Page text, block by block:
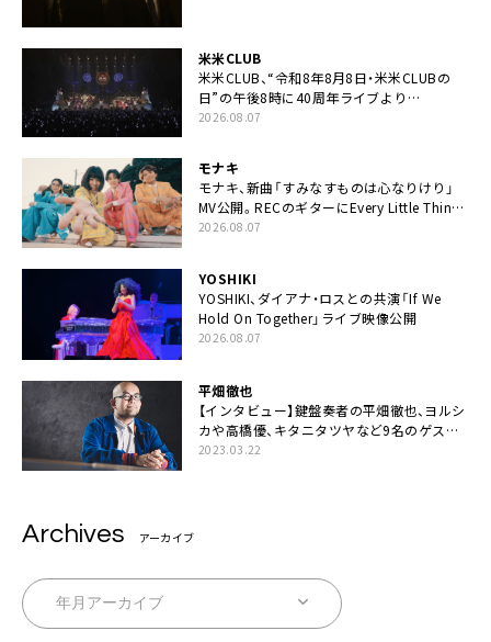
米米CLUB
米米CLUB、“令和8年8月8日・米米CLUBの
日”の午後8時に40周年ライブより
「FANtachy medley」を88年限定公開
2026.08.07
モナキ
モナキ、新曲「すみなすものは心なりけり」
MV公開。RECのギターにEvery Little Thing・
伊藤一朗参加も
2026.08.07
YOSHIKI
YOSHIKI、ダイアナ・ロスとの共演「If We
Hold On Together」ライブ映像公開
2026.08.07
平畑徹也
【インタビュー】鍵盤奏者の平畑徹也、ヨルシ
カや高橋優、キタニタツヤなど9名のゲスト
を迎えた初アルバムに音楽人生の総括「自分
2023.03.22
Archives アーカイブ